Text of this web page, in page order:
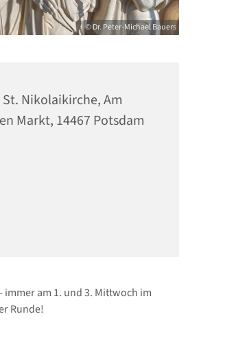
© Dr. Peter-Michael Bauers
St. Nikolaikirche, Am
Markt, 14467 Potsdam
am 1. und 3. Mittwoch im
Runde!